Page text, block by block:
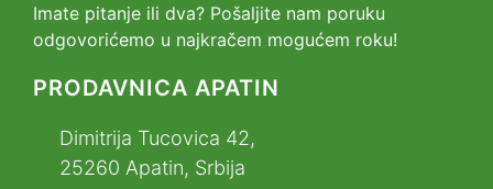
Imate pitanje ili dva? Pošaljite nam poruku
odgovorićemo u najkračem mogućem roku!
PRODAVNICA APATIN
Dimitrija Tucovica 42,
25260 Apatin, Srbija